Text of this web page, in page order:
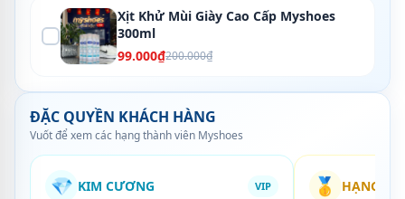
Xịt Khử Mùi Giày Cao Cấp Myshoes
300ml
99.000₫200.000₫
ĐẶC QUYỀN KHÁCH HÀNG
Vuốt để xem các hạng thành viên Myshoes
💎 KIM CƯƠNG VIP 🥇 HẠNG